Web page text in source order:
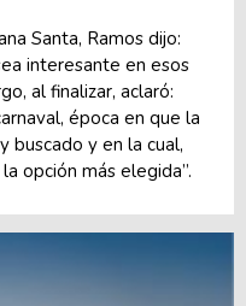
Santa, Ramos dijo:
interesante en esos
al finalizar, aclaró:
época en que la
buscado y en la cual,
opción más elegida”.